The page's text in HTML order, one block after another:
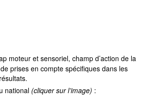
moteur et sensoriel, champ d’action de la
prises en compte spécifiques dans les
national (cliquer sur l’image) :